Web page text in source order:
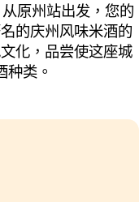
原州站出发，您的
的庆州风味米酒的
化，品尝使这座城
种类。